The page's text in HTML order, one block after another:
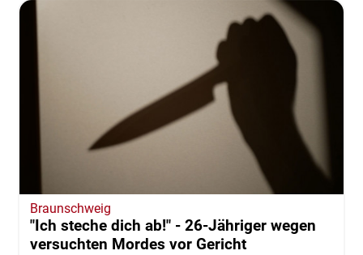
Braunschweig
"Ich steche dich ab!" - 26-Jähriger wegen
versuchten Mordes vor Gericht